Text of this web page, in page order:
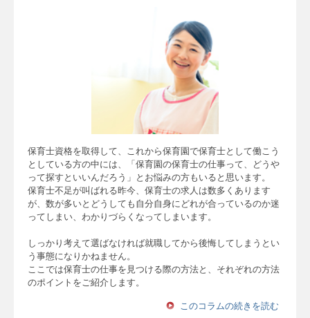
保育士資格を取得して、これから保育園で保育士として働こう
としている方の中には、「保育園の保育士の仕事って、どうや
って探すといいんだろう」とお悩みの方もいると思います。
保育士不足が叫ばれる昨今、保育士の求人は数多くあります
が、数が多いとどうしても自分自身にどれが合っているのか迷
ってしまい、わかりづらくなってしまいます。
しっかり考えて選ばなければ就職してから後悔してしまうとい
う事態になりかねません。
ここでは保育士の仕事を見つける際の方法と、それぞれの方法
のポイントをご紹介します。
このコラムの続きを読む